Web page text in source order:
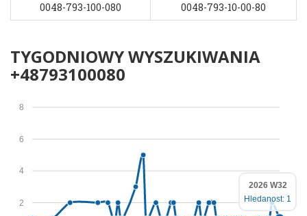
0048-793-100-080
0048-793-10-00-80
TYGODNIOWY WYSZUKIWANIA
+48793100080
2
4
6
8
2026 W32
Hledanost: 1